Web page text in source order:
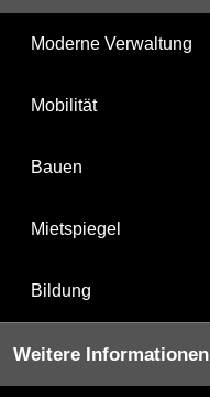
Moderne Verwaltung
Mobilität
Bauen
Mietspiegel
Bildung
Weitere Informationen